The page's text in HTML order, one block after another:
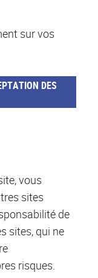
sur vos
DES
vous
sites
de
sites, qui ne
risques.